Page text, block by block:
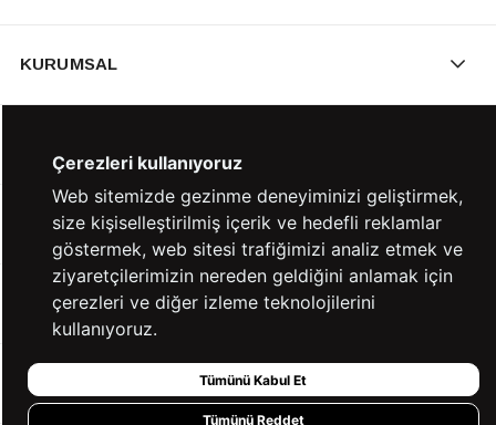
KURUMSAL
YARDIM
BİZE ULAŞIN
HIZLI ERİŞİM
Çerezleri kullanıyoruz
Web sitemizde gezinme deneyiminizi geliştirmek,
size kişiselleştirilmiş içerik ve hedefli reklamlar
göstermek, web sitesi trafiğimizi analiz etmek ve
ziyaretçilerimizin nereden geldiğini anlamak için
çerezleri ve diğer izleme teknolojilerini
kullanıyoruz.
Tümünü Kabul Et
Tümünü Reddet